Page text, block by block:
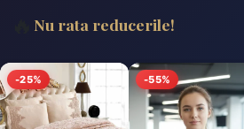
Nu rata reducerile!
-25% -55%